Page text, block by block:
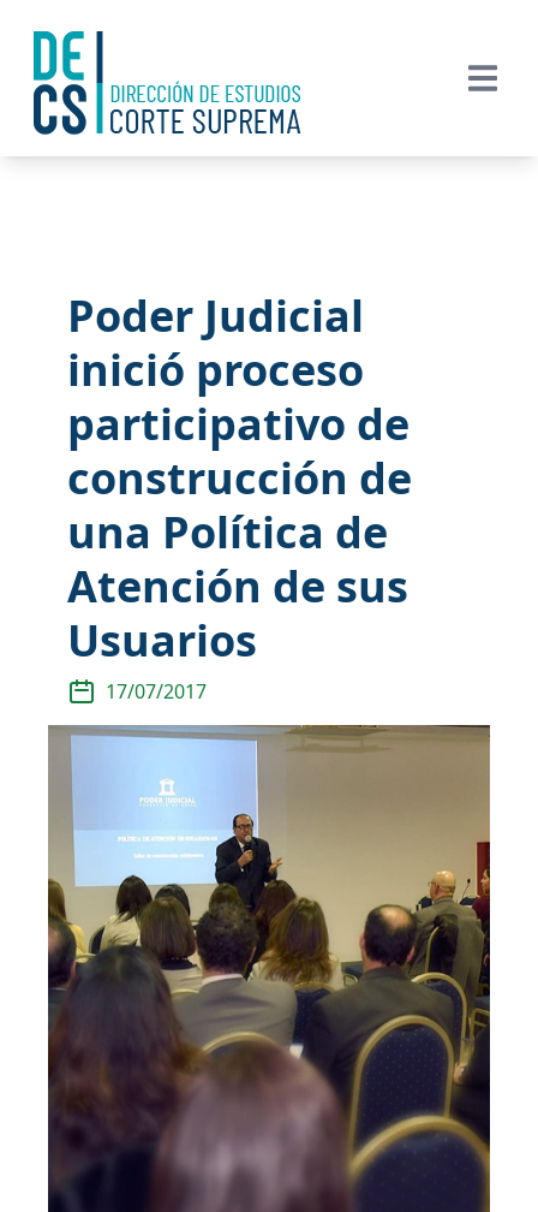
Poder Judicial
inició proceso
participativo de
construcción de
una Política de
Atención de sus
Usuarios
17/07/2017